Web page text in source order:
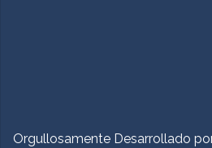
Orgullosamente Desarrollado